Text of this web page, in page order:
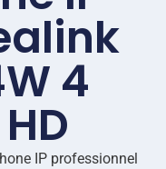
4
IP professionnel